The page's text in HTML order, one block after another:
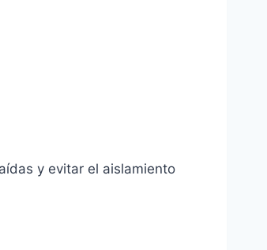
y evitar el aislamiento